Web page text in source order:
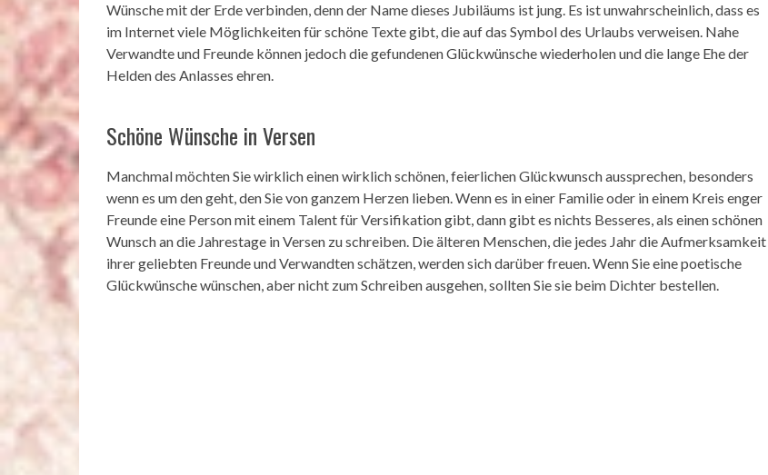
Wünsche mit der Erde verbinden, denn der Name dieses Jubiläums ist jung. Es ist unwahrscheinlich, dass es
im Internet viele Möglichkeiten für schöne Texte gibt, die auf das Symbol des Urlaubs verweisen. Nahe
Verwandte und Freunde können jedoch die gefundenen Glückwünsche wiederholen und die lange Ehe der
Helden des Anlasses ehren.
Schöne Wünsche in Versen
Manchmal möchten Sie wirklich einen wirklich schönen, feierlichen Glückwunsch aussprechen, besonders
wenn es um den geht, den Sie von ganzem Herzen lieben. Wenn es in einer Familie oder in einem Kreis enger
Freunde eine Person mit einem Talent für Versifikation gibt, dann gibt es nichts Besseres, als einen schönen
Wunsch an die Jahrestage in Versen zu schreiben. Die älteren Menschen, die jedes Jahr die Aufmerksamkeit
ihrer geliebten Freunde und Verwandten schätzen, werden sich darüber freuen. Wenn Sie eine poetische
Glückwünsche wünschen, aber nicht zum Schreiben ausgehen, sollten Sie sie beim Dichter bestellen.